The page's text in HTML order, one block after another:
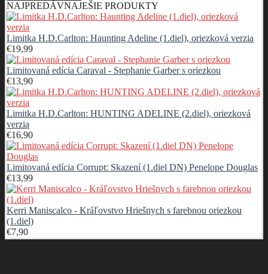
NAJPREDÁVNAJEŠIE PRODUKTY
Limitka H.D.Carlton: Haunting Adeline (1.diel), oriezková verzia
€19,99
Limitovaná edícia Caraval - Stephanie Garber s oriezkou
€13,90
Limitka H.D.Carlton: HUNTING ADELINE (2.diel), oriezková
verzia
€16,90
Limitovaná edícia Corrupt: Skazení (1.diel DN) Penelope Douglas
€13,99
Kerri Maniscalco - Kráľovstvo Hriešnych s farebnou oriezkou
(1.diel)
€7,90